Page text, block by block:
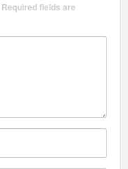
Required fields are